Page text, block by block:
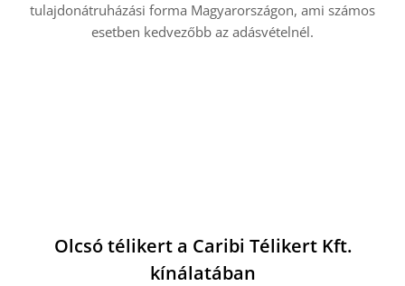
tulajdonátruházási forma Magyarországon, ami számos
esetben kedvezőbb az adásvételnél.
Olcsó télikert a Caribi Télikert Kft.
kínálatában